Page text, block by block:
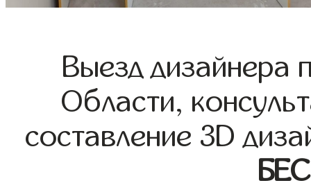
Выезд дизайнера
Области,
составление 3D